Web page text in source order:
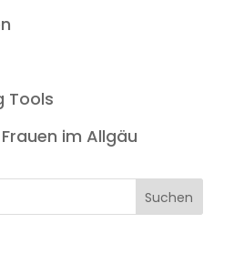
Tools
im Allgäu